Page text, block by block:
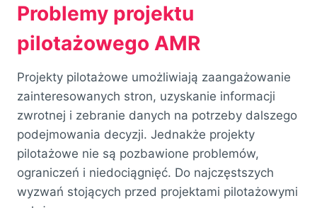
Problemy projektu
pilotażowego AMR
Projekty pilotażowe umożliwiają zaangażowanie
zainteresowanych stron, uzyskanie informacji
zwrotnej i zebranie danych na potrzeby dalszego
podejmowania decyzji. Jednakże projekty
pilotażowe nie są pozbawione problemów,
ograniczeń i niedociągnięć. Do najczęstszych
wyzwań stojących przed projektami pilotażowymi